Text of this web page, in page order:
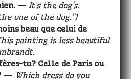
—It’s the dog’s.
one of the dog.”)
beau que celui de
painting is less beautiful
tu? Celle de Paris ou
— Which dress do you